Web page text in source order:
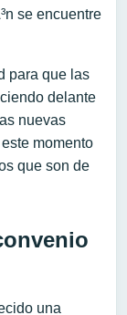
se encuentre
para que las
delante
nuevas
momento
que son de
una